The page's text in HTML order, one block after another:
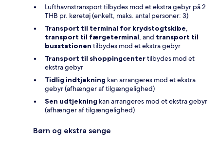
Lufthavnstransport tilbydes mod et ekstra gebyr på 2
THB pr. køretøj (enkelt, maks. antal personer: 3)
Transport til terminal for krydstogtskibe,
transport til færgeterminal, and transport til
busstationen tilbydes mod et ekstra gebyr
Transport til shoppingcentertilbydes mod et
ekstra gebyr
Tidlig indtjekning kan arrangeres mod et ekstra
gebyr (afhænger af tilgængelighed)
Sen udtjekning kan arrangeres mod et ekstra gebyr
(afhænger af tilgængelighed)
Børn og ekstra senge